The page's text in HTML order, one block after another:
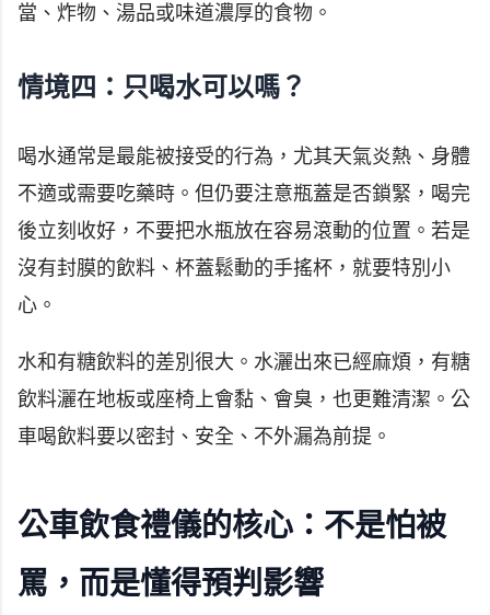
當、炸物、湯品或味道濃厚的食物。
情境四：只喝水可以嗎？
喝水通常是最能被接受的行為，尤其天氣炎熱、身體
不適或需要吃藥時。但仍要注意瓶蓋是否鎖緊，喝完
後立刻收好，不要把水瓶放在容易滾動的位置。若是
沒有封膜的飲料、杯蓋鬆動的手搖杯，就要特別小
心。
水和有糖飲料的差別很大。水灑出來已經麻煩，有糖
飲料灑在地板或座椅上會黏、會臭，也更難清潔。公
車喝飲料要以密封、安全、不外漏為前提。
公車飲食禮儀的核心：不是怕被
罵，而是懂得預判影響